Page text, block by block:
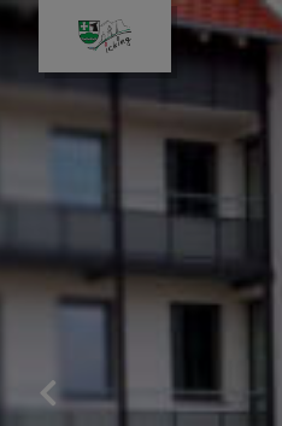
Bürgerservice
Gemeinde &
Leben in